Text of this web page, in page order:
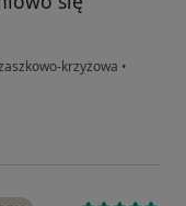
krzyżowa •